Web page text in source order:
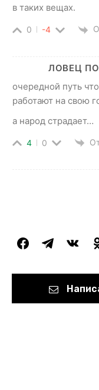
в таких вещах.
0 -4
ЛОВЕЦ
очередной путь
работают на свою
а народ страдает…
4 0
facebooktelegram